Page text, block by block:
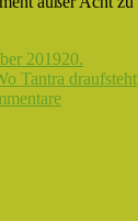
201920.
Tantra draufsteht